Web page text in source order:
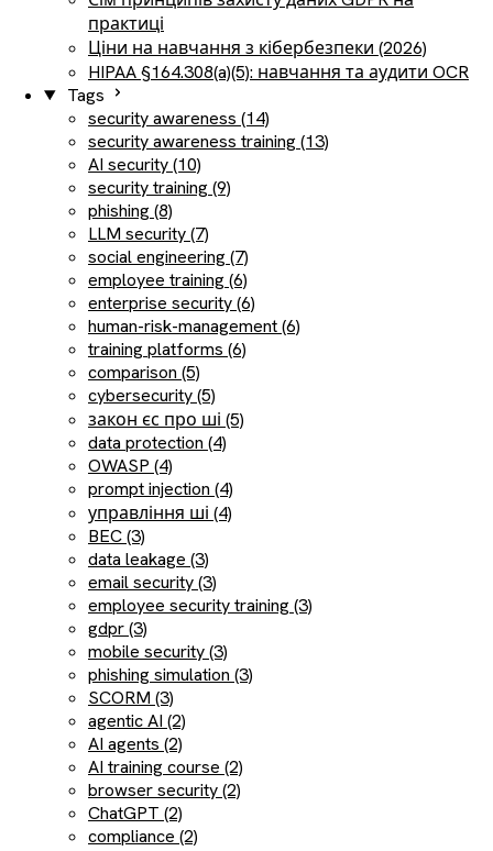
практиці
Ціни на навчання з кібербезпеки (2026)
HIPAA §164.308(a)(5): навчання та аудити OCR
Tags
security awareness (14)
security awareness training (13)
AI security (10)
security training (9)
phishing (8)
LLM security (7)
social engineering (7)
employee training (6)
enterprise security (6)
human-risk-management (6)
training platforms (6)
comparison (5)
cybersecurity (5)
закон єс про ші (5)
data protection (4)
OWASP (4)
prompt injection (4)
управління ші (4)
BEC (3)
data leakage (3)
email security (3)
employee security training (3)
gdpr (3)
mobile security (3)
phishing simulation (3)
SCORM (3)
agentic AI (2)
AI agents (2)
AI training course (2)
browser security (2)
ChatGPT (2)
compliance (2)